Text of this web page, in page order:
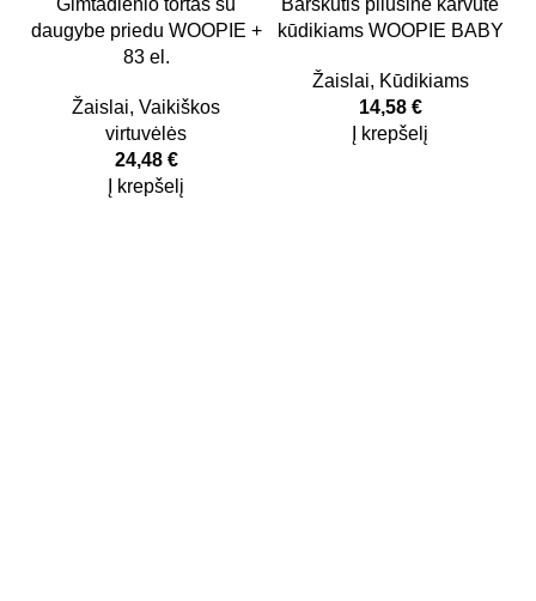
Gimtadienio tortas su
daugybe priedu WOOPIE +
83 el.
Žaislai, Vaikiškos
virtuvėlės
24,48 €
Į krepšelį
Barškutis pliušinė karvutė
kūdikiams WOOPIE BABY
Žaislai, Kūdikiams
14,58 €
Į krepšelį